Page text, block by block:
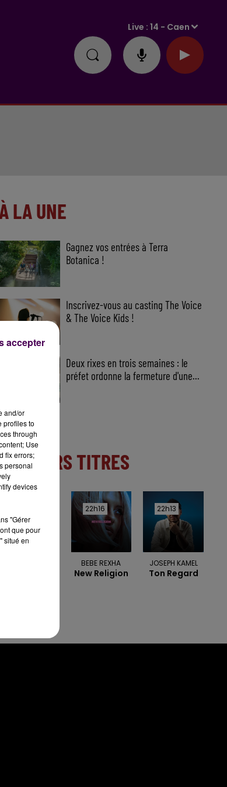
Live :14 - Caen
À LA UNE
Gagnez vos entrées à Terra
Botanica !
Inscrivez-vous au casting The Voice
& The Voice Kids !
Deux rixes en trois semaines : le
préfet ordonne la fermeture d'une...
TITRES
22h16
22h16
BEBE REXHA
New Religion
22h13
22h13
JOSEPH KAMEL
Ton Regard
and/or
profiles to
through
Use
fix errors;
personal
devices
"Gérer
que pour
situé en
accepter